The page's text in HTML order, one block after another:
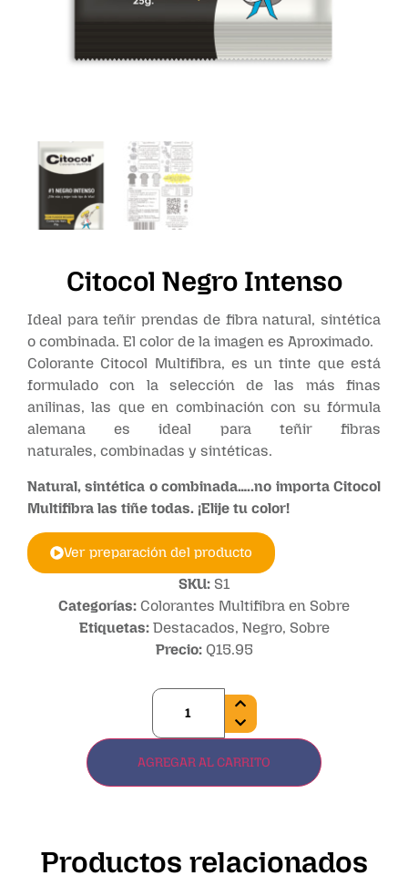
Citocol Negro Intenso
Ideal para teñir prendas de fibra natural, sintética
o combinada. El color de la imagen es Aproximado.
Colorante Citocol Multifibra, es un tinte que está
formulado con la selección de las más finas
anilinas, las que en combinación con su fórmula
alemana es ideal para teñir fibras
naturales, combinadas y sintéticas.
Natural, sintética o combinada…..no importa Citocol
Multifibra las tiñe todas. ¡Elije tu color!
Ver preparación del producto
SKU: S1
Categorías: Colorantes Multifibra en Sobre
Etiquetas: Destacados, Negro, Sobre
Precio: Q15.95
AGREGAR AL CARRITO
Productos relacionados